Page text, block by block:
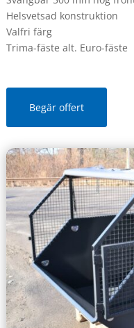
Helsvetsad konstruktion
Valfri färg
Trima-fäste alt. Euro-fäste
Begär offert